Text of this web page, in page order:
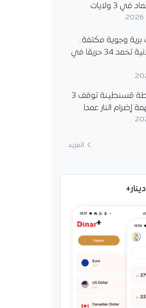
3 ولايات
برية وجوية مكثفة..
الحماية المدنية تخمد 34 حريقا في
فيديو.. شرطة قسنطينة توقف 3
إضرام النار عمدا
المزيد